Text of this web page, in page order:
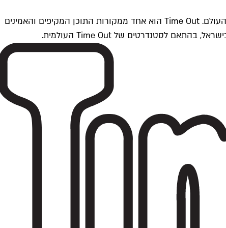
Time Outתל אביב הוא חלק מרשת Time Out Global — רשת מדיה בינלאומית הפועלת ב-360 ערים מרכזיות וב-60 מדינות ברחבי העולם. Time Out הוא אחד ממקורות התוכן המקיפים והאמינים